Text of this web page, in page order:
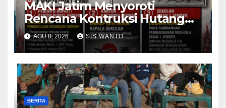
MAKI Jatim Menyoroti
Rencana Kontruksi Hutang
785 Milyar Menjadi Alaram
Lemahnya Konsep
Pembangunan
AGU 8, 2026 SIS WANTO
BERITA